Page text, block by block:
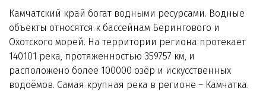
Для коттеджа
Кулеры и пурифайеры
Для производства и ЖКХ
Камчатский край богат водными ресурсами. Водные
объекты относятся к бассейнам Берингового и
Охотского морей. На территории региона протекает
140101 река, протяженностью 359757 км, и
расположено более 100000 озёр и искусственных
водоёмов. Самая крупная река в регионе – Камчатка.